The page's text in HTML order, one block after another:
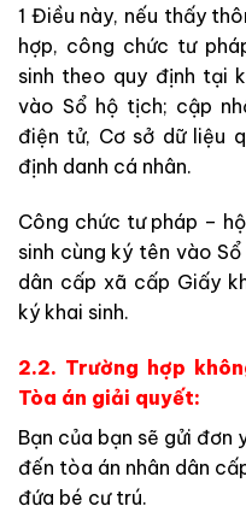
1 Điều này, nếu thấy
hợp, công chức tư
sinh theo quy định tại
vào Sổ hộ tịch; cập
điện tử, Cơ sở dữ liệu
định danh cá nhân.
Công chức tư pháp –
sinh cùng ký tên vào
dân cấp xã cấp Giấy
ký khai sinh.
2.2. Trường hợp
Tòa án giải quyết:
Bạn của bạn sẽ gửi đơn
đến tòa án nhân dân
đứa bé cư trú.